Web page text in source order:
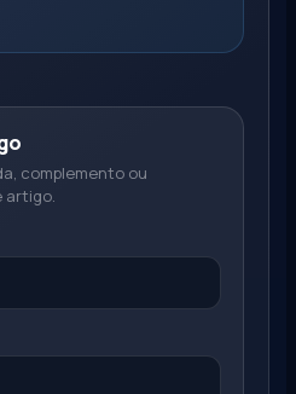
complemento ou
artigo.